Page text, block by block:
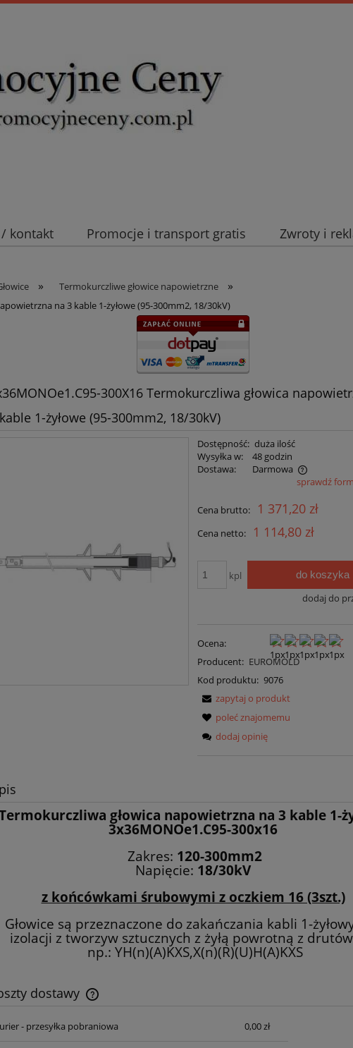
kontakt Promocje i transport gratis Zwroty i
» Termokurczliwe głowice napowietrzne »
na 3 kable 1-żyłowe (95-300mm2, 18/30kV)
300X16 Termokurczliwa głowica
1-żyłowe (95-300mm2, 18/30kV)
Dostępność: duża ilość
Wysyłka w:
48 godzin
Dostawa:
Darmowa
sprawdź
Cena brutto: 1 371,20 zł
Cena netto: 1 114,80 zł
kpl do koszyka
dodaj do
Ocena:
Producent: EUROMOLD
Kod produktu: 9076
zapytaj o produkt
poleć znajomemu
dodaj opinię
głowica napowietrzna na 3 kable 1-
3x36MONOe1.C95-300x16
Zakres: 120-300mm2
Napięcie: 18/30kV
z końcówkami śrubowymi z oczkiem 16 (3szt.)
Głowice są przeznaczone do zakańczania kabli 1-
izolacji z tworzyw sztucznych z żyłą powrotną z
np.: YH(n)(A)KXS,X(n)(R)(U)H(A)KXS
dostawy
Cena nie zawiera ewentualnych kosztów
- przesyłka pobraniowa 0,00 zł